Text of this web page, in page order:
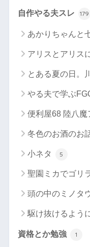
自作やる夫スレ 179
あかりちゃんと
アリスとアリス
とある夏の日。
やる夫で学ぶ
便利屋68 陸八
冬色のお酒のお
小ネタ 5
聖園ミカでゴリ
頭の中のミノタ
駆け抜けるよう
資格とか勉強 1